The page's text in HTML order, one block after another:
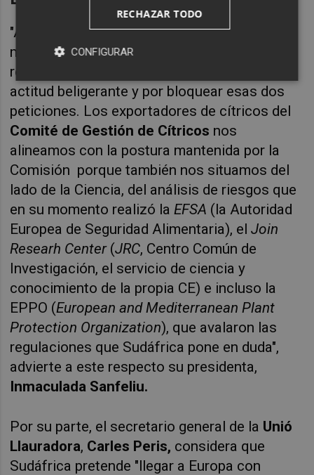
"Apoyamos la posición firme que en todo
momento ha mantenido Bruselas a este
respecto, que ha optado por lamentar esta
actitud beligerante y por bloquear esas dos
peticiones. Los exportadores de cítricos del
Comité de Gestión de Cítricos nos
alineamos con la postura mantenida por la
Comisión porque también nos situamos del
lado de la Ciencia, del análisis de riesgos que
en su momento realizó la EFSA (la Autoridad
Europea de Seguridad Alimentaria), elJoin
Researh Center(JRC, Centro Común de
Investigación, el servicio de ciencia y
conocimiento de la propia CE) e incluso la
EPPO (European and Mediterranean Plant
Protection Organization), que avalaron las
regulaciones que Sudáfrica pone en duda",
advierte a este respecto su presidenta,
Inmaculada Sanfeliu.
Por su parte, el secretario general de la Unió
Llauradora, Carles Peris, considera que
Sudáfrica pretende "llegar a Europa con
RECHAZAR TODO
CONFIGURAR